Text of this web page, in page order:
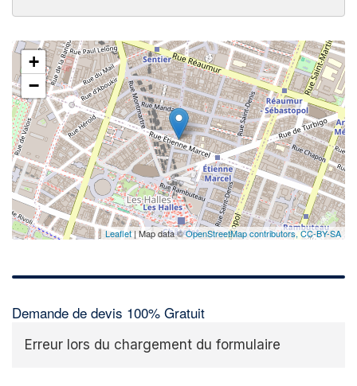
+
−
Leaflet| Map data ©OpenStreetMap contributors,CC-BY-SA
Demande de devis 100% Gratuit
Erreur lors du chargement du formulaire